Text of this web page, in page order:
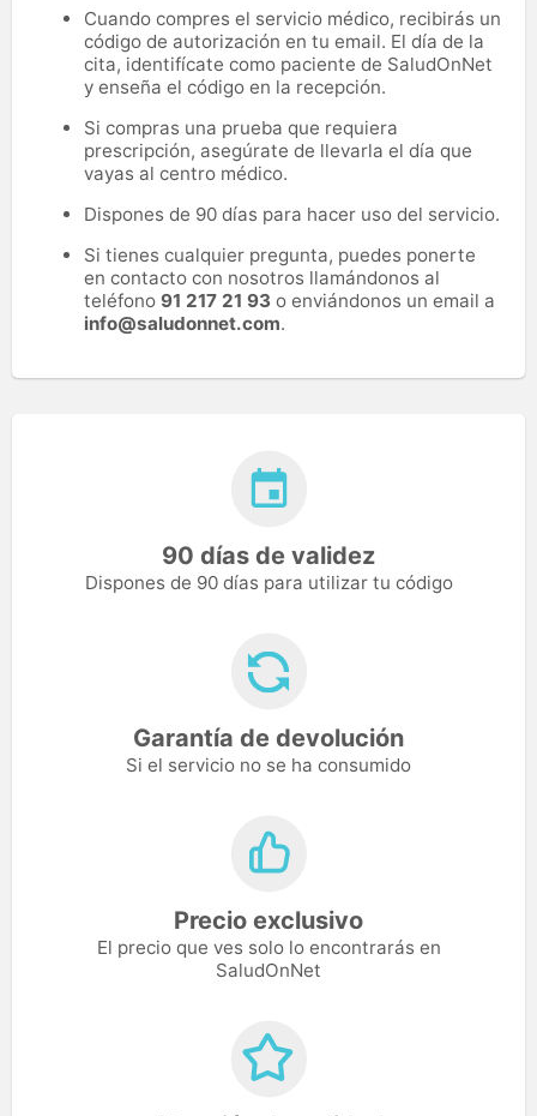
Cuando compres el servicio médico, recibirás un
código de autorización en tu email. El día de la
cita, identifícate como paciente de SaludOnNet
y enseña el código en la recepción.
Si compras una prueba que requiera
prescripción, asegúrate de llevarla el día que
vayas al centro médico.
Dispones de 90 días para hacer uso del servicio.
Si tienes cualquier pregunta, puedes ponerte
en contacto con nosotros llamándonos al
teléfono 91 217 21 93 o enviándonos un email a
info@saludonnet.com.
90 días de validez
Dispones de 90 días para utilizar tu código
Garantía de devolución
Si el servicio no se ha consumido
Precio exclusivo
El precio que ves solo lo encontrarás en
SaludOnNet